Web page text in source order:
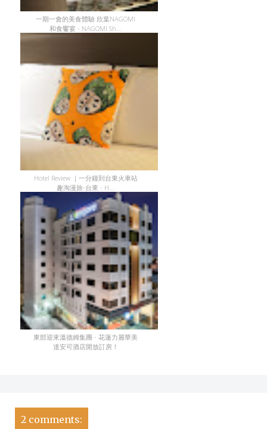
一期一會的美食體驗 欣葉NAGOMI
和食饗宴 - NAGOMI Sh...
Hotel Review ｜一分鐘到台東火車站
趣淘漫旅-台東 - H...
東部迎來溫德姆集團 - 花蓮力麗華美
達安可酒店開放訂房！
2 comments: